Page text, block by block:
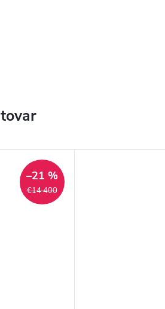
€14 400
–21 %